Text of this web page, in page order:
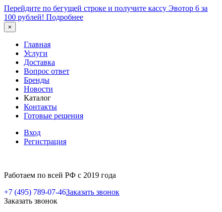
Перейдите по бегущей строке и получите кассу Эвотор 6 за
100 рублей! Подробнее
×
Главная
Услуги
Доставка
Вопрос ответ
Бренды
Новости
Каталог
Контакты
Готовые решения
Вход
Регистрация
Работаем по всей РФ с 2019 года
+7 (495) 789-07-46Заказать звонок
Заказать звонок